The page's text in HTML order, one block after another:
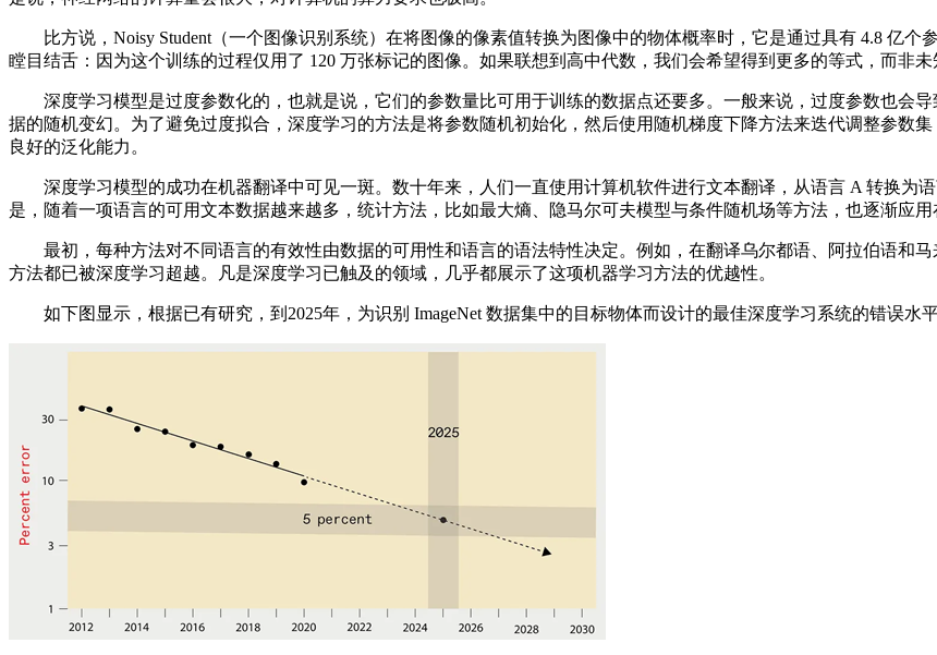
比方说，Noisy Student（一个图像识别系统）在将图像的像素值转换为图像中的物体概率时，它是通过具有 4.8 亿个
瞠目结舌：因为这个训练的过程仅用了 120 万张标记的图像。如果联想到高中代数，我们会希望得到更多的等式，而非
深度学习模型是过度参数化的，也就是说，它们的参数量比可用于训练的数据点还要多。一般来说，过度参数也会
据的随机变幻。为了避免过度拟合，深度学习的方法是将参数随机初始化，然后使用随机梯度下降方法来迭代调整参数
良好的泛化能力。
深度学习模型的成功在机器翻译中可见一斑。数十年来，人们一直使用计算机软件进行文本翻译，从语言 A 转换为
是，随着一项语言的可用文本数据越来越多，统计方法，比如最大熵、隐马尔可夫模型与条件随机场等方法，也逐渐应用
最初，每种方法对不同语言的有效性由数据的可用性和语言的语法特性决定。例如，在翻译乌尔都语、阿拉伯语和
方法都已被深度学习超越。凡是深度学习已触及的领域，几乎都展示了这项机器学习方法的优越性。
如下图显示，根据已有研究，到2025年，为识别 ImageNet 数据集中的目标物体而设计的最佳深度学习系统的错误水平